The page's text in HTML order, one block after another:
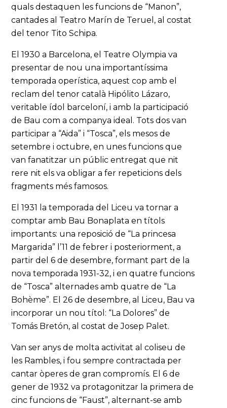
quals destaquen les funcions de “Manon”,
cantades al Teatro Marín de Teruel, al costat
del tenor Tito Schipa.
El 1930 a Barcelona, el Teatre Olympia va
presentar de nou una importantíssima
temporada operística, aquest cop amb el
reclam del tenor català Hipólito Lázaro,
veritable ídol barceloní, i amb la participació
de Bau com a companya ideal. Tots dos van
participar a “Aida” i “Tosca”, els mesos de
setembre i octubre, en unes funcions que
van fanatitzar un públic entregat que nit
rere nit els va obligar a fer repeticions dels
fragments més famosos.
El 1931 la temporada del Liceu va tornar a
comptar amb Bau Bonaplata en títols
importants: una reposició de “La princesa
Margarida” l’11 de febrer i posteriorment, a
partir del 6 de desembre, formant part de la
nova temporada 1931-32, i en quatre funcions
de “Tosca” alternades amb quatre de “La
Bohème”. El 26 de desembre, al Liceu, Bau va
incorporar un nou títol: “La Dolores” de
Tomás Bretón, al costat de Josep Palet.
Van ser anys de molta activitat al coliseu de
les Rambles, i fou sempre contractada per
cantar òperes de gran compromís. El 6 de
gener de 1932 va protagonitzar la primera de
cinc funcions de “Faust”, alternant-se amb